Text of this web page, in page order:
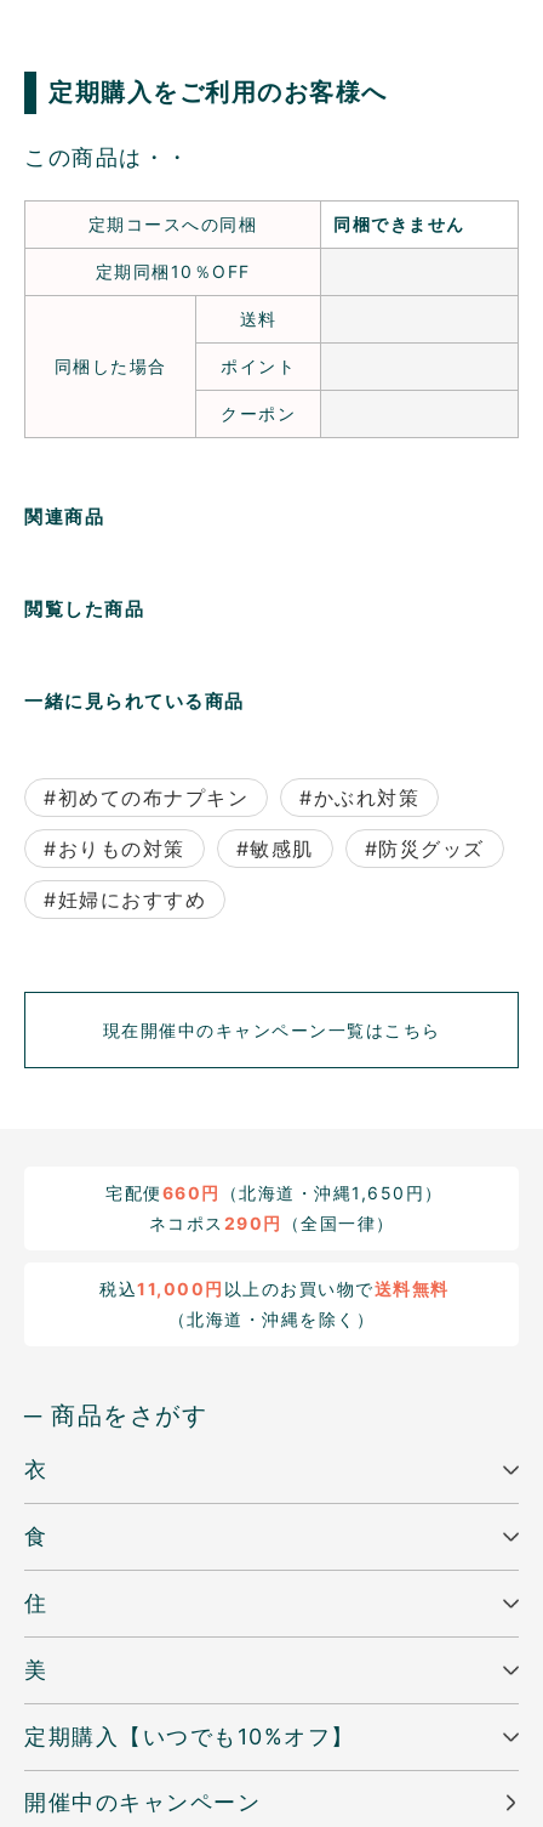
定期購入をご利用のお客様へ
この商品は・・
定期コースへの同梱 同梱できません
定期同梱10％OFF
同梱した場合
送料
ポイント
クーポン
関連商品
閲覧した商品
一緒に見られている商品
#初めての布ナプキン #かぶれ対策
#おりもの対策 #敏感肌 #防災グッズ
#妊婦におすすめ
現在開催中のキャンペーン一覧はこちら
宅配便660円
（北海道・沖縄1,650円）
ネコポス 290円 （全国一律）
税込11,000円 以上のお買い物で送料無料
（北海道・沖縄を除く）
─ 商品をさがす
衣
食
住
美
定期購入【いつでも10%オフ】
開催中のキャンペーン